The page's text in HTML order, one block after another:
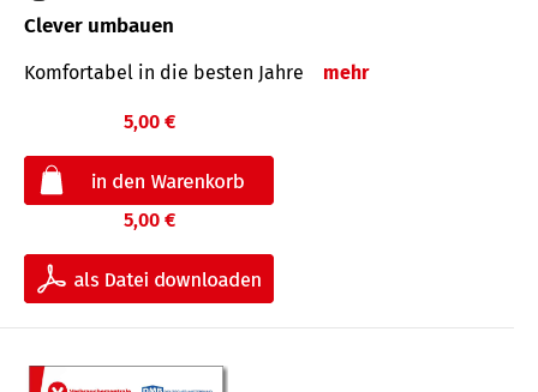
Clever umbauen
Komfortabel in die besten Jahre mehr
5,00 €
5,00 €